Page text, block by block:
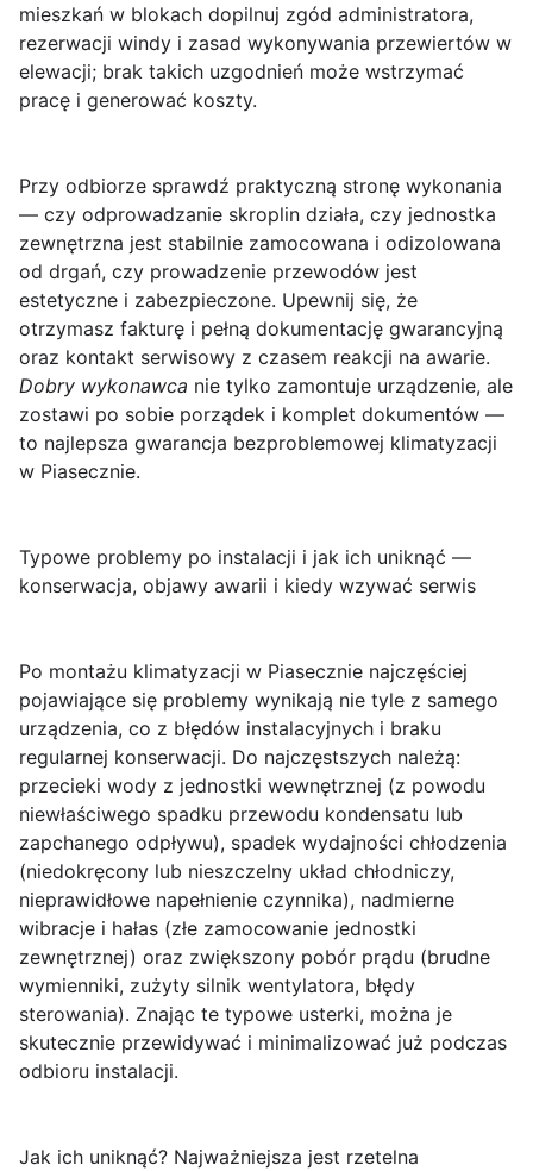
mieszkań w blokach dopilnuj zgód administratora,
rezerwacji windy i zasad wykonywania przewiertów w
elewacji; brak takich uzgodnień może wstrzymać
pracę i generować koszty.
Przy odbiorze sprawdź praktyczną stronę wykonania
— czy odprowadzanie skroplin działa, czy jednostka
zewnętrzna jest stabilnie zamocowana i odizolowana
od drgań, czy prowadzenie przewodów jest
estetyczne i zabezpieczone. Upewnij się, że
otrzymasz fakturę i pełną dokumentację gwarancyjną
oraz kontakt serwisowy z czasem reakcji na awarie.
Dobry wykonawca nie tylko zamontuje urządzenie, ale
zostawi po sobie porządek i komplet dokumentów —
to najlepsza gwarancja bezproblemowej klimatyzacji
w Piasecznie.
Typowe problemy po instalacji i jak ich uniknąć —
konserwacja, objawy awarii i kiedy wzywać serwis
Po montażu klimatyzacji w Piasecznie najczęściej
pojawiające się problemy wynikają nie tyle z samego
urządzenia, co z błędów instalacyjnych i braku
regularnej konserwacji. Do najczęstszych należą:
przecieki wody z jednostki wewnętrznej (z powodu
niewłaściwego spadku przewodu kondensatu lub
zapchanego odpływu), spadek wydajności chłodzenia
(niedokręcony lub nieszczelny układ chłodniczy,
nieprawidłowe napełnienie czynnika), nadmierne
wibracje i hałas (złe zamocowanie jednostki
zewnętrznej) oraz zwiększony pobór prądu (brudne
wymienniki, zużyty silnik wentylatora, błędy
sterowania). Znając te typowe usterki, można je
skutecznie przewidywać i minimalizować już podczas
odbioru instalacji.
Jak ich uniknąć? Najważniejsza jest rzetelna